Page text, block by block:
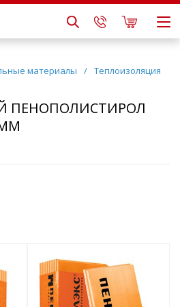
материалы / Теплоизоляция
ПЕНОПОЛИСТИРОЛ